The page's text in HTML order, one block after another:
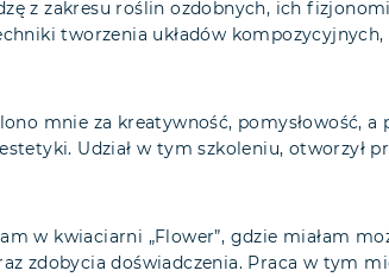
z zakresu roślin ozdobnych, ich
tworzenia układów kompozycyjnych,
mnie za kreatywność, pomysłowość, a
Udział w tym szkoleniu, otworzył
w kwiaciarni „Flower”, gdzie miałam
zdobycia doświadczenia. Praca w tym